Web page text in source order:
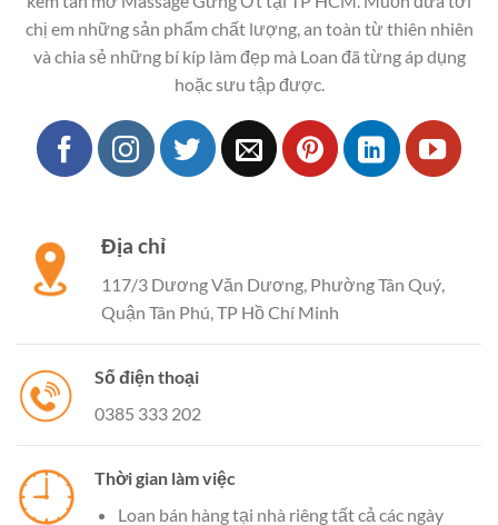
chị em những sản phẩm chất lượng, an toàn từ thiên nhiên
và chia sẻ những bí kíp làm đẹp mà Loan đã từng áp dụng
hoặc sưu tập được.
Địa chỉ
117/3 Dương Văn Dương, Phường Tân Quý,
Quận Tân Phú, TP Hồ Chí Minh
Số điện thoại
0385 333 202
Thời gian làm việc
Loan bán hàng tại nhà riêng tất cả các ngày